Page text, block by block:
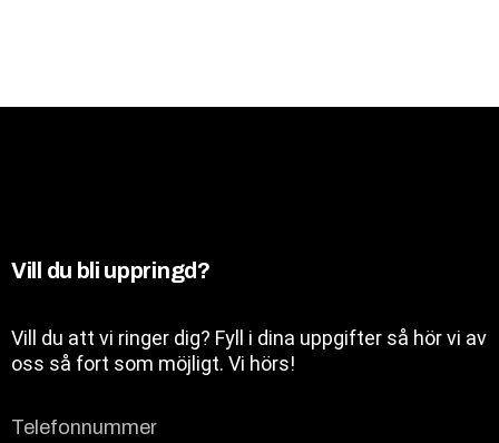
Vill du bli uppringd?
Vill du att vi ringer dig? Fyll i dina uppgifter så hör vi av
oss så fort som möjligt. Vi hörs!